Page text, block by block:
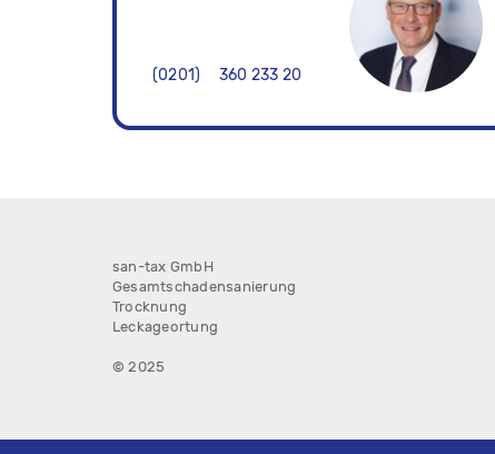
0201 360 233 20
san-tax GmbH
Gesamtschaden­sanierung
Trocknung
Leckageortung
© 2025